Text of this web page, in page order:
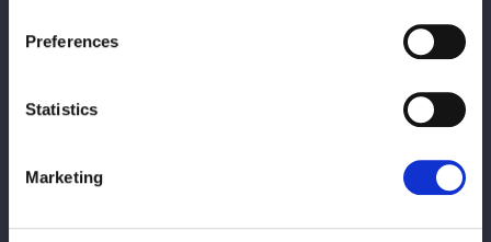
Preferences
Statistics
Marketing
ＪＲ東海「推し旅」と STARDOM のタッ
PRO-WRESTLING４」の開催が決定！！